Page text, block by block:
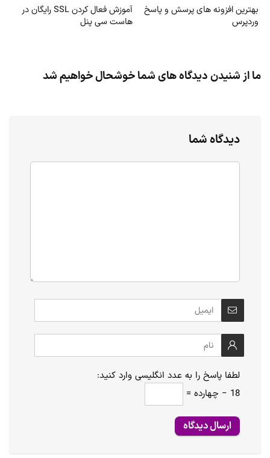
بهترین افزونه های پرسش و پاسخ
وردپرس
آموزش فعال کردن SSL رایگان در
هاست سی پنل
ما از شنیدن دیدگاه های شما خوشحال خواهیم شد
دیدگاه شما
لطفا پاسخ را به عدد انگلیسی وارد کنید:
18 − چهارده =